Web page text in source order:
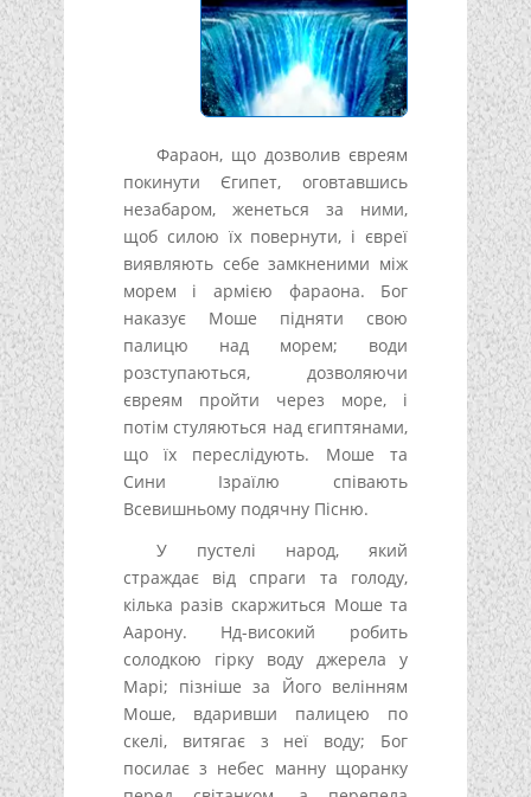
Фараон, що дозволив євреям
покинути Єгипет, оговтавшись
незабаром, женеться за ними,
щоб силою їх повернути, і євреї
виявляють себе замкненими між
морем і армією фараона. Бог
наказує Моше підняти свою
палицю над морем; води
розступаються, дозволяючи
євреям пройти через море, і
потім стуляються над єгиптянами,
що їх переслідують. Моше та
Сини Ізраїлю співають
Всевишньому подячну Пісню.
У пустелі народ, який
страждає від спраги та голоду,
кілька разів скаржиться Моше та
Аарону. Нд-високий робить
солодкою гірку воду джерела у
Марі; пізніше за Його велінням
Моше, вдаривши палицею по
скелі, витягає з неї воду; Бог
посилає з небес манну щоранку